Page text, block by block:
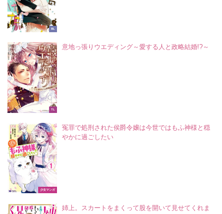
BL
TL
意地っ張りウエディング～愛する人と政略結婚!?～
少女マンガ
冤罪で処刑された侯爵令嬢は今世ではもふ神様と穏
やかに過ごしたい
姉上。スカートをまくって股を開いて見せてくれま